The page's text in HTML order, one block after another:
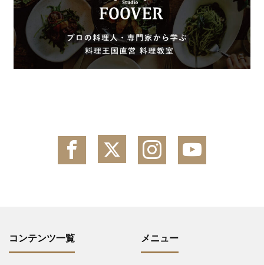
コンテンツ一覧 メニュー